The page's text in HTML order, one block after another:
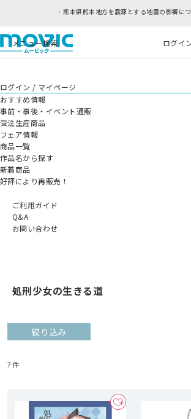
熊本県熊本地方を震源とする地震の影響につきまし
メニュー検索 ログイ
ログイン / マイページ
おすすめ情報
事前・事後・イベント通販
受注生産商品
フェア情報
商品一覧
作品名から探す
新着商品
好評により再販売！
ご利用ガイド
Q&A
お問い合わせ
処刑少女の生きる道
絞り込み
7件